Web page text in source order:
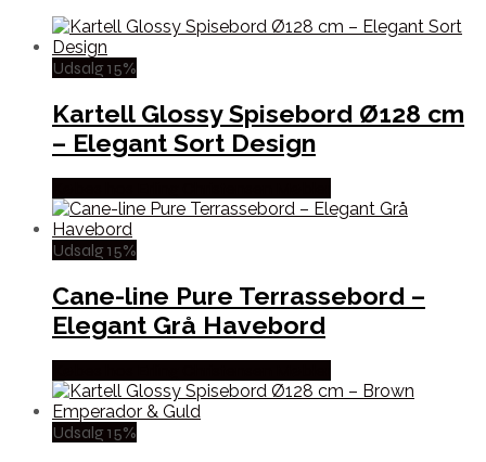
Udsalg 15%
Kartell Glossy Spisebord Ø128 cm
– Elegant Sort Design
Udsalg 15%
Cane-line Pure Terrassebord –
Elegant Grå Havebord
Udsalg 15%